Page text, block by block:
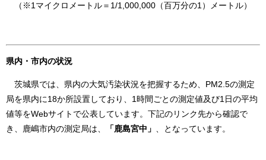
（※1マイクロメートル＝1/1,000,000（百万分の1）メートル）
県内・市内の状況
茨城県では、県内の大気汚染状況を把握するため、PM2.5の測定
局を県内に18か所設置しており、1時間ごとの測定値及び1日の平均
値等をWebサイトで公表しています。下記のリンク先から確認で
き、鹿嶋市内の測定局は、
「鹿島宮中」 、となっています。